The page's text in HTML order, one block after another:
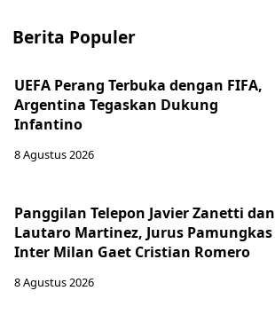
Berita Populer
UEFA Perang Terbuka dengan FIFA,
Argentina Tegaskan Dukung
Infantino
8 Agustus 2026
Panggilan Telepon Javier Zanetti dan
Lautaro Martinez, Jurus Pamungkas
Inter Milan Gaet Cristian Romero
8 Agustus 2026